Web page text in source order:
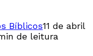
Bíblicos11 de abril
de leitura